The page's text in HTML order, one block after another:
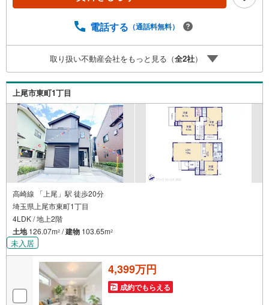
分まで（審査・要件があります）◇TOHO HOUSE CLUBで
接ご対応ライフプランニング、かけつけサポート、Club Off
プレミアムなど多彩なサービスがございます
電話する （通話料無料）
取り扱い不動産会社をもっと見る（全2社）
上尾市東町1丁目
高崎線 「上尾」駅 徒歩20分
埼玉県上尾市東町1丁目
4LDK / 地上2階
土地126.07m2 /建物 103.65m2
未入居
4,399万円
成約でもらえる